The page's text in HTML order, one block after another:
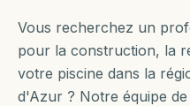
Vous recherchez un
pour la construction, la
votre piscine dans la
d'Azur ? Notre équipe